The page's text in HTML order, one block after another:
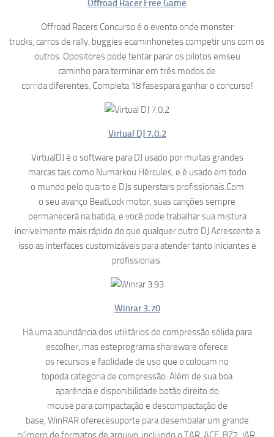
Offroad Racer Free Game
Offroad Racers Concurso é o evento onde monster
trucks, carros de rally, buggies ecaminhonetes competir uns com os
outros. Opositores pode tentar parar os pilotos emseu
caminho para terminar em três modos de
corrida diferentes. Completa 18 fasespara ganhar o concurso!
Virtual DJ 7.0.2
VirtualDJ é o software para DJ usado por muitas grandes
marcas tais como Numarkou Hércules, e é usado em todo
o mundo pelo quarto e DJs superstars profissionais.Com
o seu avanço BeatLock motor, suas canções sempre
permanecerá na batida, e você pode trabalhar sua mistura
incrivelmente mais rápido do que qualquer outro DJ.Acrescente a
isso as interfaces customizáveis para atender tanto iniciantes e
profissionais.
Winrar 3.70
Há uma abundância dos utilitários de compressão sólida para
escolher, mas esteprograma shareware oferece
os recursos e facilidade de uso que o colocam no
topoda categoria de compressão. Além de sua boa
aparência e disponibilidade botão direito do
mouse para compactação e descompactação de
base, WinRAR oferecesuporte para desembalar um grande